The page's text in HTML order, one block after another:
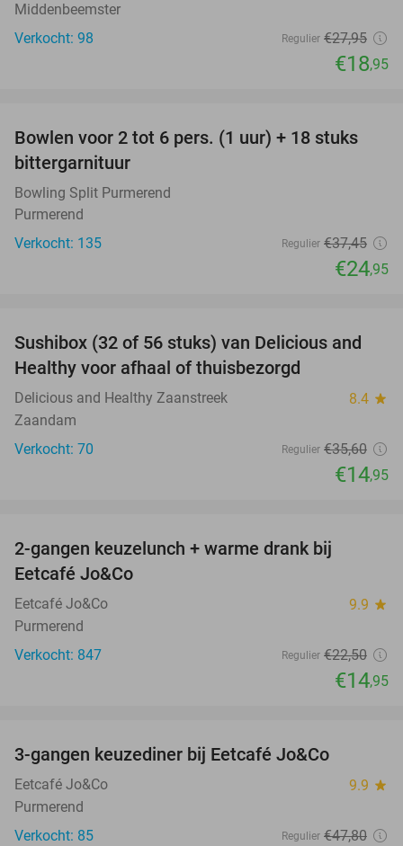
Middenbeemster
Verkocht: 98
Regulier €27,95
€18,95
33%
Bowlen voor 2 tot 6 pers. (1 uur) + 18 stuks
bittergarnituur
Bowling Split Purmerend
Purmerend
Verkocht: 135
Regulier €37,45
€24,95
58%
Sushibox (32 of 56 stuks) van Delicious and
Healthy voor afhaal of thuisbezorgd
Delicious and Healthy Zaanstreek 8.4 star
Zaandam
Verkocht: 70
Regulier €35,60
€14,95
2-gangen keuzelunch + warme drank bij
Eetcafé Jo&Co
Eetcafé Jo&Co 9.9 star
Purmerend
Verkocht: 847
Regulier €22,50
€14,95
3-gangen keuzediner bij Eetcafé Jo&Co
Eetcafé Jo&Co 9.9 star
Purmerend
Verkocht: 85
Regulier €47,80